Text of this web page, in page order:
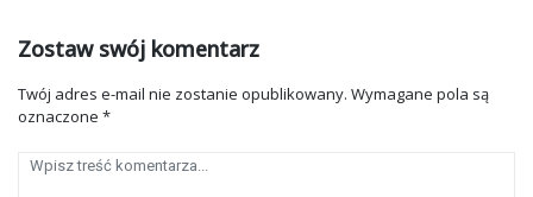
Zostaw swój komentarz
Twój adres e-mail nie zostanie opublikowany. Wymagane pola są
oznaczone *